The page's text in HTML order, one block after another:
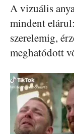
A vizuális
mindent
szerelemig,
meghatódott